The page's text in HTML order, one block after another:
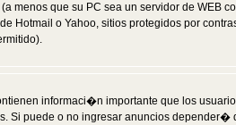
menos que su PC sea un servidor de
Hotmail o Yahoo, sitios protegidos por
informaci�n importante que los
Si puede o no ingresar anuncios